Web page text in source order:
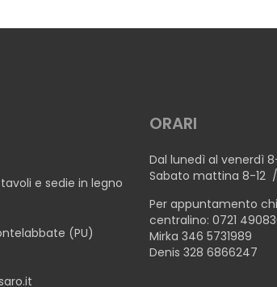
NUORO BOTTE
SAVONA BOTTE
e sedie in legno
(PU)
ORARI
Dal lunedì al venerdì 8-
Sabato mattina 8-12
Per appuntamento
centralino: 0721
Mirka 346 5731989
Denis 328 6866247